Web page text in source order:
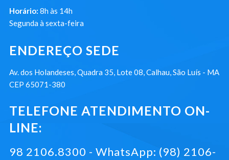
Horário: 8h às 14h
Segunda à sexta-feira
ENDEREÇO SEDE
Av. dos Holandeses, Quadra 35, Lote 08, Calhau, São Luís - MA
CEP 65071-380
TELEFONE ATENDIMENTO ON-
LINE:
98 2106.8300 - WhatsApp: (98) 2106-